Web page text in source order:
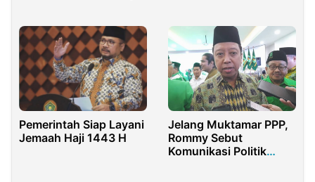
Pemerintah Siap Layani
Jemaah Haji 1443 H
Jelang Muktamar PPP,
Rommy Sebut
Komunikasi Politik